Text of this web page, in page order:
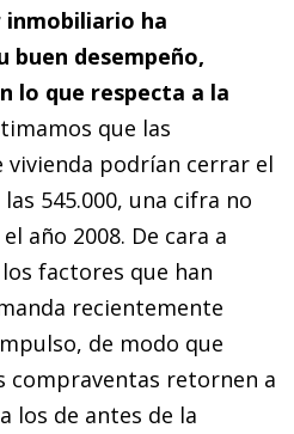
inmobiliario ha
buen desempeño,
lo que respecta a la
que las
vivienda podrían cerrar el
545.000, una cifra no
año 2008. De cara a
factores que han
recientemente
de modo que
compraventas retornen a
los de antes de la